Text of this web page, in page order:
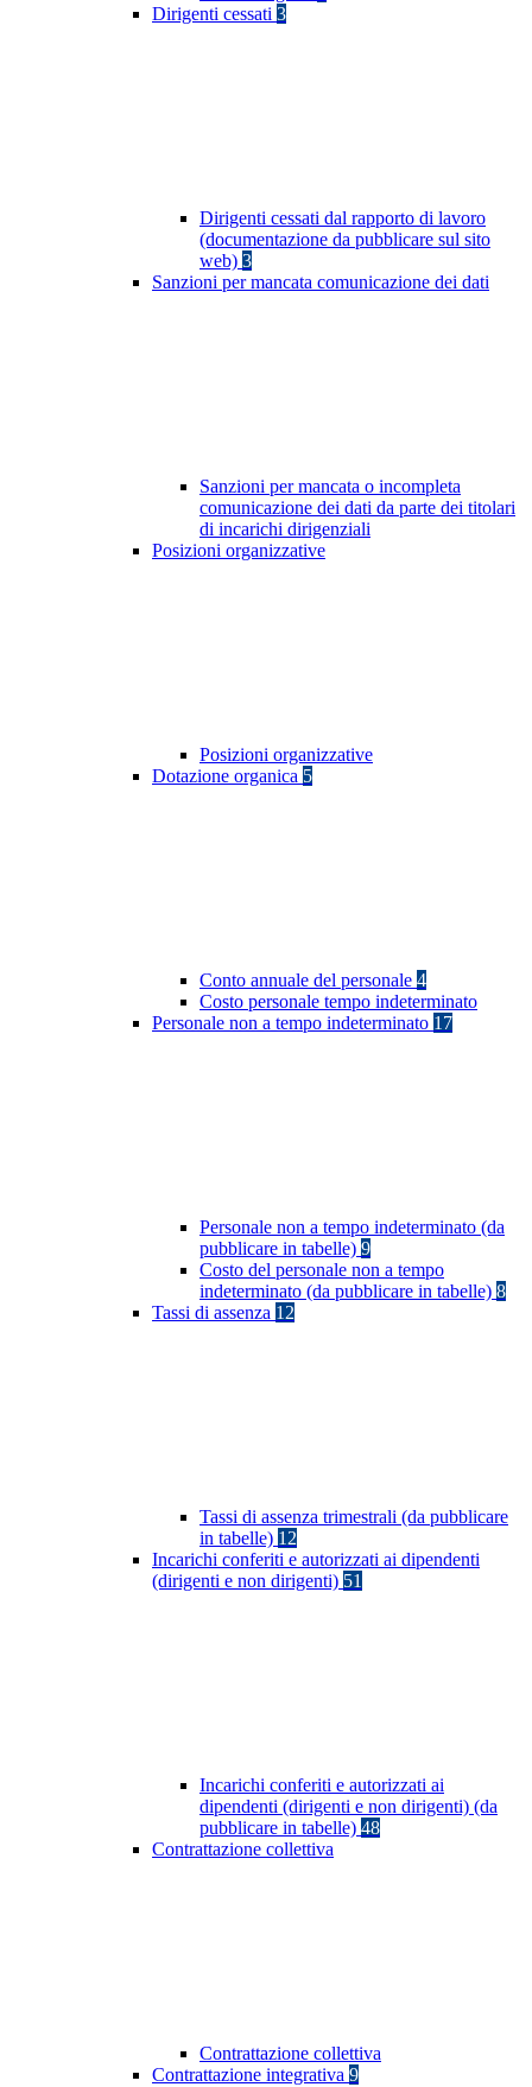
Dirigenti cessati 3
Dirigenti cessati dal rapporto di lavoro
(documentazione da pubblicare sul sito
web) 3
Sanzioni per mancata comunicazione dei dati
Sanzioni per mancata o incompleta
comunicazione dei dati da parte dei titolari
di incarichi dirigenziali
Posizioni organizzative
Posizioni organizzative
Dotazione organica 5
Conto annuale del personale 4
Costo personale tempo indeterminato
Personale non a tempo indeterminato 17
Personale non a tempo indeterminato (da
pubblicare in tabelle) 9
Costo del personale non a tempo
indeterminato (da pubblicare in tabelle) 8
Tassi di assenza 12
Tassi di assenza trimestrali (da pubblicare
in tabelle) 12
Incarichi conferiti e autorizzati ai dipendenti
(dirigenti e non dirigenti) 51
Incarichi conferiti e autorizzati ai
dipendenti (dirigenti e non dirigenti) (da
pubblicare in tabelle) 48
Contrattazione collettiva
Contrattazione collettiva
Contrattazione integrativa 9